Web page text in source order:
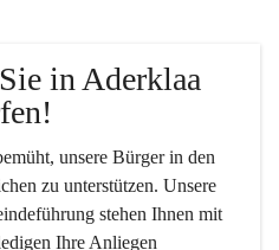
in Aderklaa
unsere Bürger in den
zu unterstützen. Unsere
stehen Ihnen mit
Ihre Anliegen